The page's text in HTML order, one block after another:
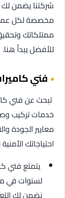
شركتنا يضمن لك
مخصصة لكل
ممتلكاتك
للأفضل يبدأ هنا.
فني كاميرات
تبحث عن فني
خدمات تركيب
معايير الجودة
احتياجاتك
يتمتع فني
لسنوات في
نضمن لك